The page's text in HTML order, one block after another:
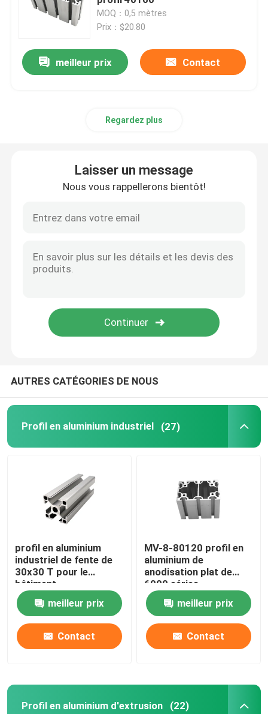
Profil en aluminium de anodisation
Profil en aluminium adapté aux besoins du client
feuille de l'aluminium 6061
barre en aluminium expulsée
Tube en aluminium d'extrusion
MOQ：0,5 mètres
Prix：$20.80
meilleur prix Contact
Regardez plus
Laisser un message
Nous vous rappellerons bientôt!
AUTRES CATÉGORIES DE NOUS
Profil en aluminium industriel (27)
profil en aluminium
industriel de fente de
30x30 T pour le
bâtiment
meilleur prix
Contact
MV-8-80120 profil en
aluminium de
anodisation plat de
6000 séries
meilleur prix
Contact
Profil en aluminium d'extrusion (22)